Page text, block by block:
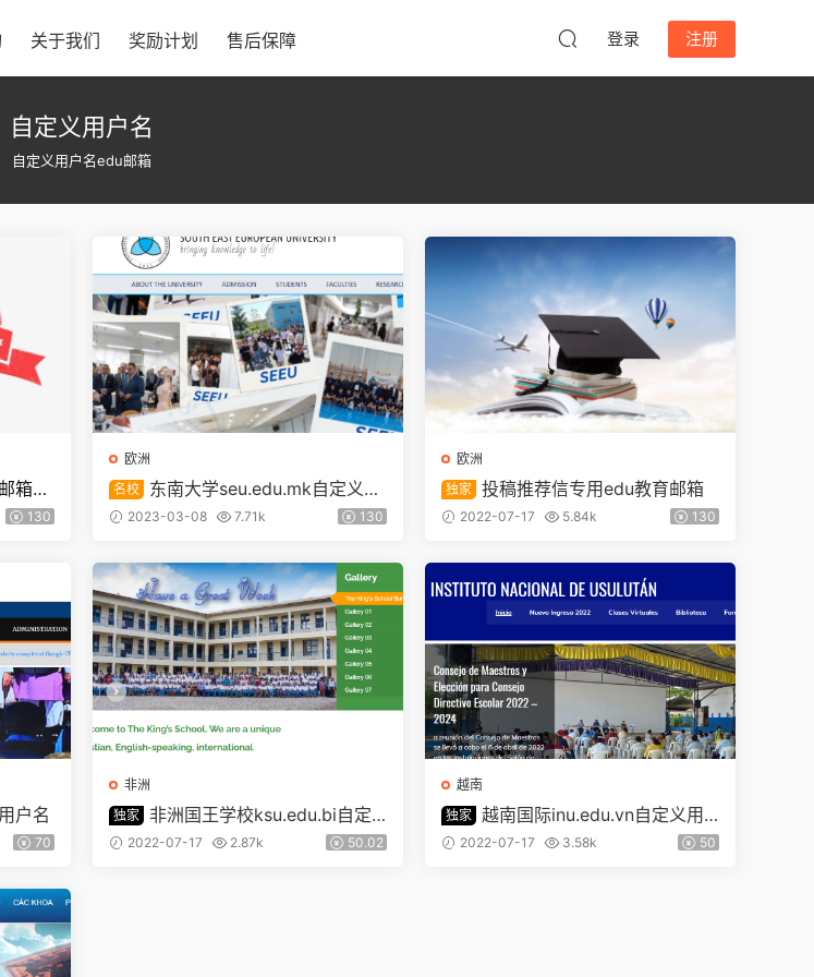
关于我们 奖励计划 售后保障 登录 注册
自定义用户名
自定义用户名edu邮箱
箱
130
欧洲
名校
东南大学seu.edu.mk自定义用
户名2023-03-08 7.71k 130
欧洲
独家 投稿推荐信专用edu教育邮箱
2022-07-17 5.84k 130
户名
70
非洲
独家
非洲国王学校ksu.edu.bi自定
义用户名
2022-07-17 2.87k 50.02
越南
独家 越南国际inu.edu.vn自定义用
户名2022-07-17 3.58k 50